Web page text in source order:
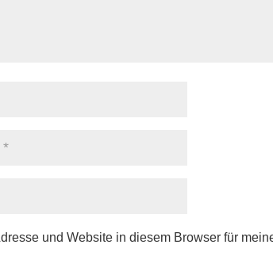
und Website in diesem Browser für